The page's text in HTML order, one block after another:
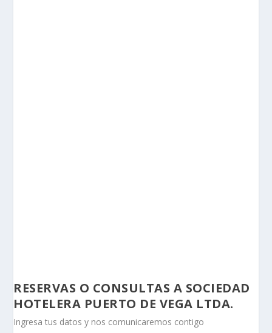
RESERVAS O CONSULTAS A SOCIEDAD
HOTELERA PUERTO DE VEGA LTDA.
Ingresa tus datos y nos comunicaremos contigo